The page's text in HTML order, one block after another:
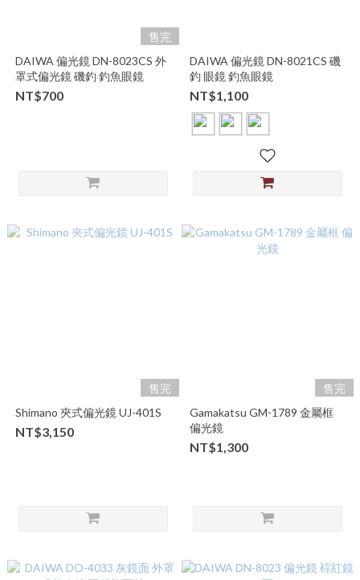
售完
DAIWA 偏光鏡 DN-8023CS 外
罩式偏光鏡 磯釣 釣魚眼鏡
NT$700
DAIWA 偏光鏡 DN-8021CS 磯
釣 眼鏡 釣魚眼鏡
NT$1,100
售完
Shimano 夾式偏光鏡 UJ-401S
NT$3,150
售完
Gamakatsu GM-1789 金屬框
偏光鏡
NT$1,300